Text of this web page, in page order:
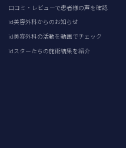
口コミ・レビューで患者様の声を確認
id美容外科からのお知らせ
id美容外科の活動を動画でチェック
idスターたちの施術結果を紹介